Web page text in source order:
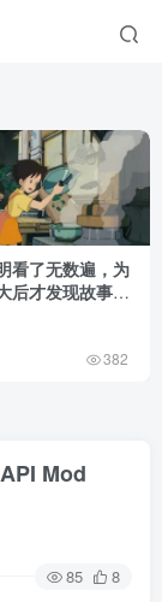
看了无数遍，为
后才发现故事根
！
382
Mod
85 8